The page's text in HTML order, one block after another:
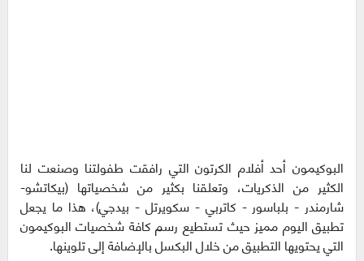
البوكيمون أحد أفلام الكرتون التي رافقت طفولتنا وصنعت لنا
الكثير من الذكريات، وتعلقنا بكثير من شخصياتها (بيكاتشو-
شارمندر - بلباسور - كاتربي - سكويرتل - بيدجي)، هذا ما يجعل
تطبيق اليوم مميز حيث تستطيع رسم كافة شخصيات البوكيمون
التي يحتويها التطبيق من خلال البكسل بالإضافة إلى تلوينها.